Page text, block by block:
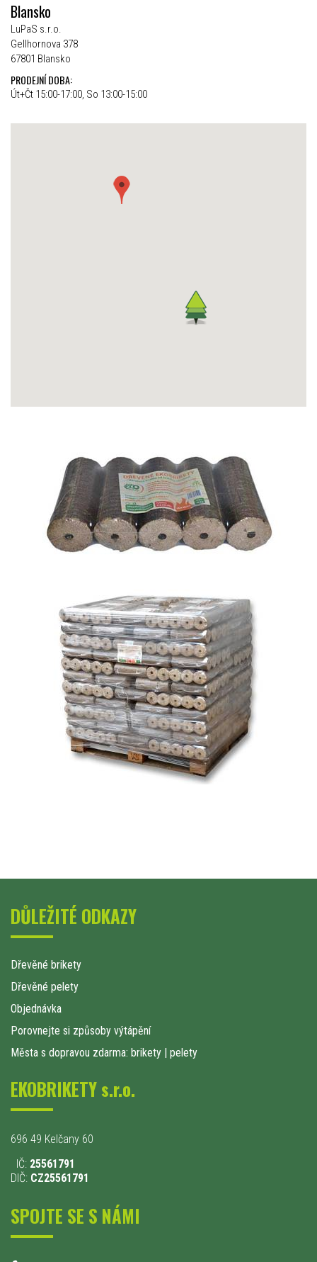
Blansko
LuPaS s.r.o.
Gellhornova 378
67801 Blansko
PRODEJNÍ DOBA:
Út+Čt 15:00-17:00, So 13:00-15:00
DŮLEŽITÉ ODKAZY
Dřevěné brikety
Dřevěné pelety
Objednávka
Porovnejte si způsoby výtápění
Města s dopravou zdarma: brikety | pelety
EKOBRIKETY s.r.o.
696 49 Kelčany 60
IČ: 25561791
DIČ: CZ25561791
SPOJTE SE S NÁMI